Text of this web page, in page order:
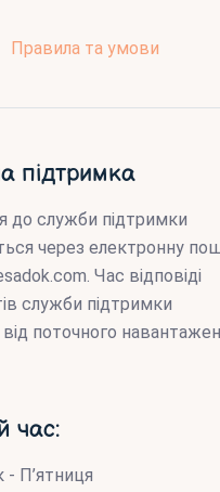
Правила та умови
підтримка
до служби підтримки
через електронну
. Час відповіді
служби підтримки
поточного
час:
- П’ятниця